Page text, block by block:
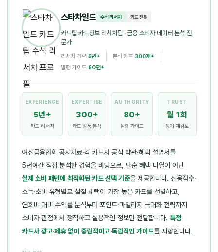
스타차일드 수석 리서처 카드 전문
카드팁 카드정보 리서치팀 · 금융 소비자 데이터 분석 전
문가
리서치 경력 5년+ 분석 카드 300개+
발행 가이드 80편+
EXPERIENCE
5년+
카드 리서치
EXPERTISE
300+
카드 상품 분석
AUTHORITY
80+
심층 가이드
TRUST
월 1회
정기 재검토
여신금융협회 공시자료·각 카드사 공식 약관·혜택 설명서를
5년여간 직접 분석한 경험을 바탕으로, 단순 혜택 나열이 아닌
실제 소비 패턴에 최적화된 카드 선택 기준을 제공합니다. 신용점수·
소득·소비 유형별로 실질 혜택이 가장 높은 카드를 선별하고,
연회비 대비 수익률 분석부터 포인트·마일리지 극대화 전략까지
소비자 관점에서 정직하고 실용적인 정보만 전달합니다. 특정
카드사 광고·제휴 없이 중립적이고 독립적인 가이드를 지향합니다.